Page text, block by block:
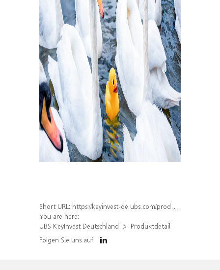
Short URL: https://keyinvest-de.ubs.com/produkt/detail/index/isin/DE000WA34YS0
You are here:
UBS KeyInvest Deutschland
Produktdetail
Folgen Sie uns auf